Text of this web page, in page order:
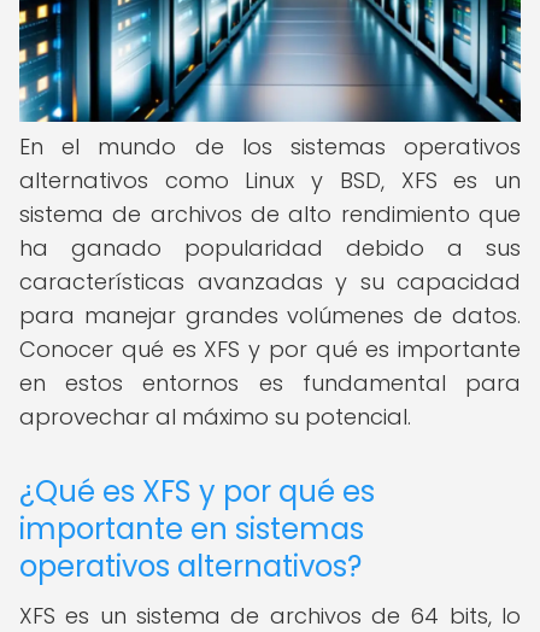
En el mundo de los sistemas operativos
alternativos como Linux y BSD, XFS es un
sistema de archivos de alto rendimiento que
ha ganado popularidad debido a sus
características avanzadas y su capacidad
para manejar grandes volúmenes de datos.
Conocer qué es XFS y por qué es importante
en estos entornos es fundamental para
aprovechar al máximo su potencial.
¿Qué es XFS y por qué es
importante en sistemas
operativos alternativos?
XFS es un sistema de archivos de 64 bits, lo